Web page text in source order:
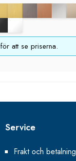
för att se priserna.
Service
Frakt och betalning